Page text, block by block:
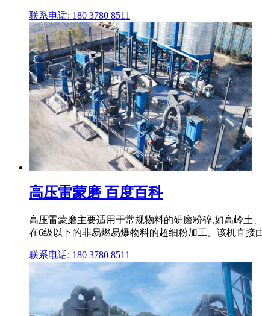
联系电话: 180 3780 8511
高压雷蒙磨 百度百科
高压雷蒙磨主要适用于常规物料的研磨粉碎,如高岭土
在6级以下的非易燃易爆物料的超细粉加工。该机直接
联系电话: 180 3780 8511